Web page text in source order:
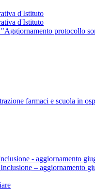
d'Istituto
d'Istituto
protocollo
farmaci e scuola in
- aggiornamento
– aggiornamento